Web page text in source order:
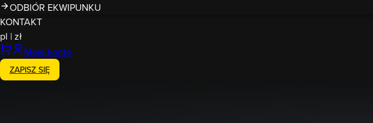
ODBIÓR EKWIPUNKU
KONTAKT
pl |zł
Moje konto
ZAPISZ SIĘ